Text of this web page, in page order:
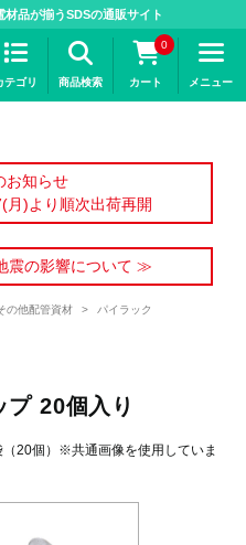
品が揃うSDSの通販サイト
テゴリ 商品検索
0
カート メニュー
お知らせ
)より順次出荷再開
震の影響について ≫
の他配管資材 > パイラック
20個入り
20個）※共通画像を使用していま